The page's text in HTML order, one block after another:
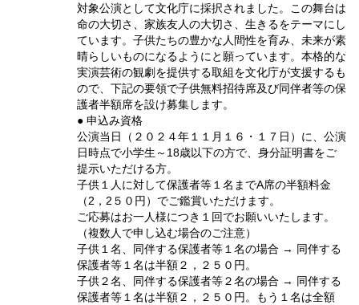
対象公演として文化庁に採択されました。この舞台は
命の大切さ、家族友人の大切さ、生きるをテーマにし
ています。子供たちの豊かな人間性を育み、未来が素
晴らしいものになるようにと願っています。本格的な
実演芸術の観劇を提供する取組を文化庁が支援するも
ので、下記の要領で子供無料招待席及び同伴者等の保
護者半額席を設け募集します。
● 申込み資格
公演当日（２０２４年１１月１６・１７日）に、公演
日時点で小学生～18歳以下の方で、身分証明書をご
提示いただける方。
子供１人に対して保護者等１名までA席の半額料金
（2，2５０円）でご鑑賞いただけます。
ご応募はお一人様につき１回でお願いいたします。
（複数人で申し込む場合のご注意）
子供１名、同伴する保護者等１名の場合 → 同伴する
保護者等１名は半額２，２５０円。
子供２名、同伴する保護者等２名の場合 → 同伴する
保護者等１名は半額２，２５０円。もう１名は全額